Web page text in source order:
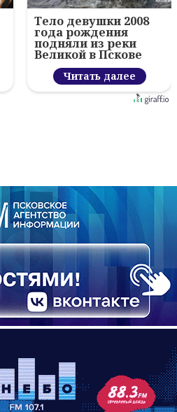
Тело девушки 2008
года рождения
подняли из реки
Великой в Пскове
Читать далее